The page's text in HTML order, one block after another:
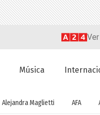
Música
Alejandra Maglietti AFA